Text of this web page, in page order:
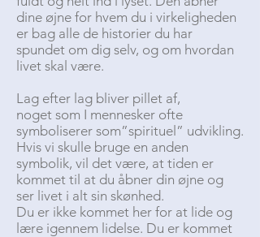
dine øjne for hvem du i virkeligheden
er bag alle de historier du har
spundet om dig selv, og om hvordan
livet skal være.
Lag efter lag bliver pillet af,
noget som I mennesker ofte
symboliserer som”spirituel” udvikling.
Hvis vi skulle bruge en anden
symbolik, vil det være, at tiden er
kommet til at du åbner din øjne og
ser livet i alt sin skønhed.
Du er ikke kommet her for at lide og
lære igennem lidelse. Du er kommet